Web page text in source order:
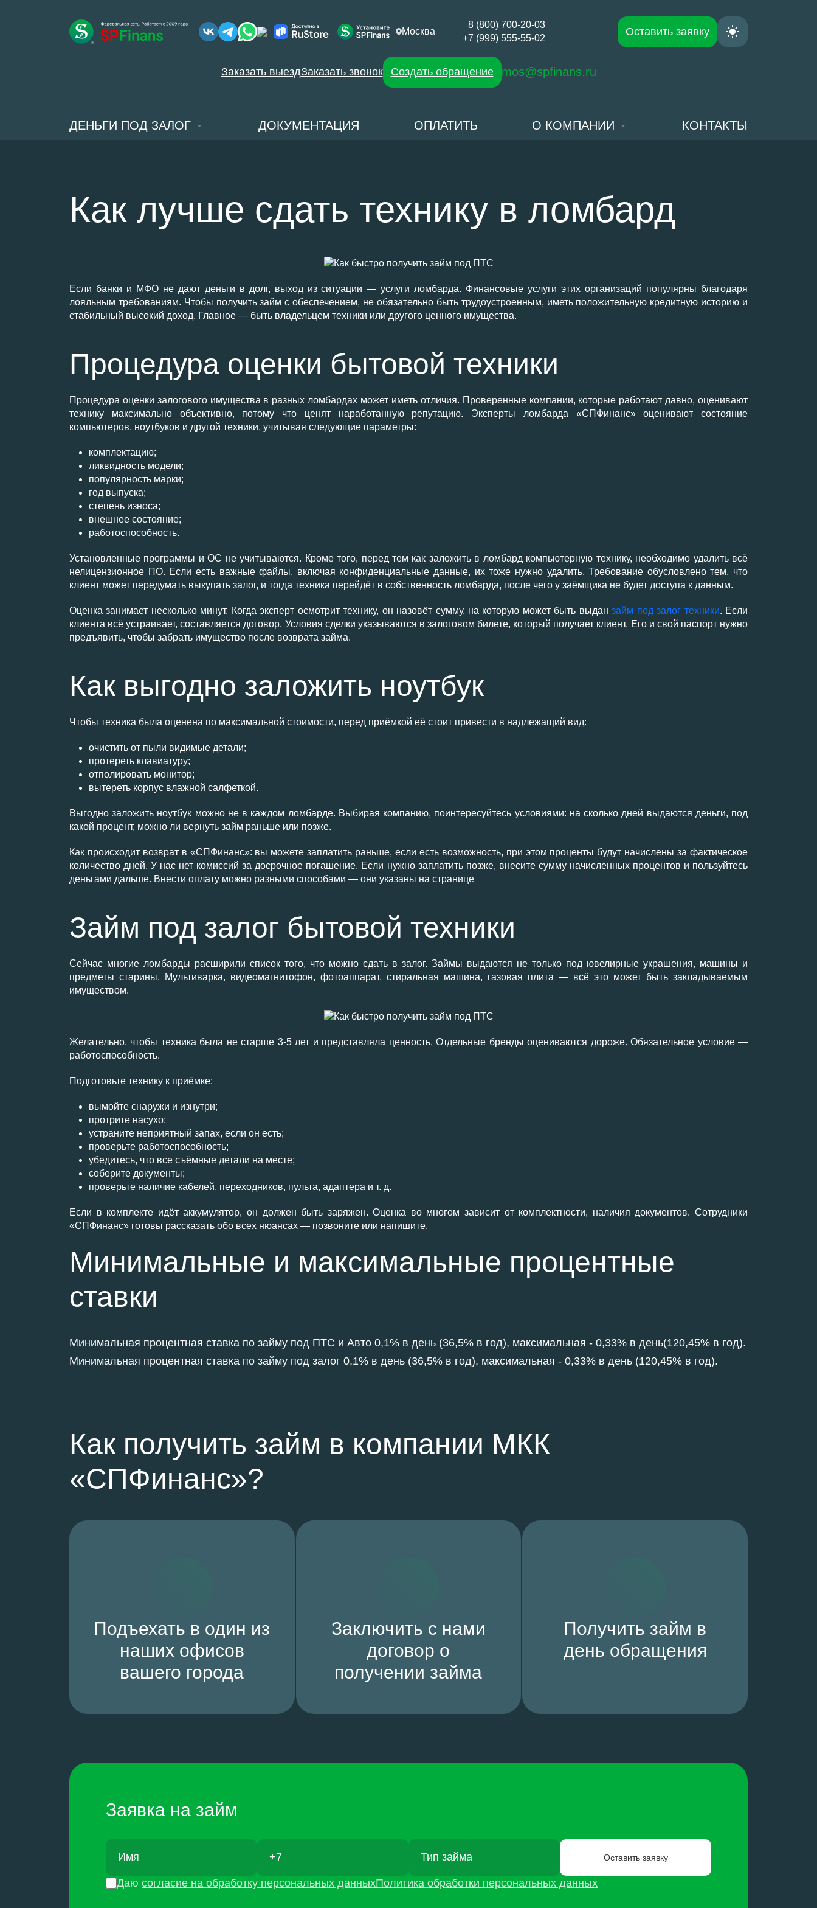
Москва
8 (800) 700-20-03
+7 (999) 555-55-02
Оставить заявку
Заказать выездЗаказать звонок Создать обращение mos@spfinans.ru
ДЕНЬГИ ПОД ЗАЛОГ ДОКУМЕНТАЦИЯ ОПЛАТИТЬ О КОМПАНИИ КОНТАКТЫ
Как лучше сдать технику в ломбард
Если банки и МФО не дают деньги в долг, выход из ситуации — услуги ломбарда. Финансовые услуги этих организаций популярны благодаря
лояльным требованиям. Чтобы получить займ с обеспечением, не обязательно быть трудоустроенным, иметь положительную кредитную историю и
стабильный высокий доход. Главное — быть владельцем техники или другого ценного имущества.
Процедура оценки бытовой техники
Процедура оценки залогового имущества в разных ломбардах может иметь отличия. Проверенные компании, которые работают давно, оценивают
технику максимально объективно, потому что ценят наработанную репутацию. Эксперты ломбарда «СПФинанс» оценивают состояние
компьютеров, ноутбуков и другой техники, учитывая следующие параметры:
комплектацию;
ликвидность модели;
популярность марки;
год выпуска;
степень износа;
внешнее состояние;
работоспособность.
Установленные программы и ОС не учитываются. Кроме того, перед тем как заложить в ломбард компьютерную технику, необходимо удалить всё
нелицензионное ПО. Если есть важные файлы, включая конфиденциальные данные, их тоже нужно удалить. Требование обусловлено тем, что
клиент может передумать выкупать залог, и тогда техника перейдёт в собственность ломбарда, после чего у заёмщика не будет доступа к данным.
Оценка занимает несколько минут. Когда эксперт осмотрит технику, он назовёт сумму, на которую может быть выданзайм под залог техники. Если
клиента всё устраивает, составляется договор. Условия сделки указываются в залоговом билете, который получает клиент. Его и свой паспорт нужно
предъявить, чтобы забрать имущество после возврата займа.
Как выгодно заложить ноутбук
Чтобы техника была оценена по максимальной стоимости, перед приёмкой её стоит привести в надлежащий вид:
очистить от пыли видимые детали;
протереть клавиатуру;
отполировать монитор;
вытереть корпус влажной салфеткой.
Выгодно заложить ноутбук можно не в каждом ломбарде. Выбирая компанию, поинтересуйтесь условиями: на сколько дней выдаются деньги, под
какой процент, можно ли вернуть займ раньше или позже.
Как происходит возврат в «СПФинанс»: вы можете заплатить раньше, если есть возможность, при этом проценты будут начислены за фактическое
количество дней. У нас нет комиссий за досрочное погашение. Если нужно заплатить позже, внесите сумму начисленных процентов и пользуйтесь
деньгами дальше. Внести оплату можно разными способами — они указаны на странице
Займ под залог бытовой техники
Сейчас многие ломбарды расширили список того, что можно сдать в залог. Займы выдаются не только под ювелирные украшения, машины и
предметы старины. Мультиварка, видеомагнитофон, фотоаппарат, стиральная машина, газовая плита — всё это может быть закладываемым
имуществом.
Желательно, чтобы техника была не старше 3-5 лет и представляла ценность. Отдельные бренды оцениваются дороже. Обязательное условие —
работоспособность.
Подготовьте технику к приёмке:
вымойте снаружи и изнутри;
протрите насухо;
устраните неприятный запах, если он есть;
проверьте работоспособность;
убедитесь, что все съёмные детали на месте;
соберите документы;
проверьте наличие кабелей, переходников, пульта, адаптера и т. д.
Если в комплекте идёт аккумулятор, он должен быть заряжен. Оценка во многом зависит от комплектности, наличия документов. Сотрудники
«СПФинанс» готовы рассказать обо всех нюансах — позвоните или напишите.
Минимальные и максимальные процентные
ставки
Минимальная процентная ставка по займу под ПТС и Авто 0,1% в день (36,5% в год), максимальная - 0,33% в день(120,45% в год).
Минимальная процентная ставка по займу под залог 0,1% в день (36,5% в год), максимальная - 0,33% в день (120,45% в год).
Как получить займ в компании МКК
«СПФинанс»?
Подъехать в один из
наших офисов
вашего города
Заключить с нами
договор о
получении займа
Получить займ в
день обращения
Заявка на займ
Даю согласие на обработку персональных данныхПолитика обработки персональных данных